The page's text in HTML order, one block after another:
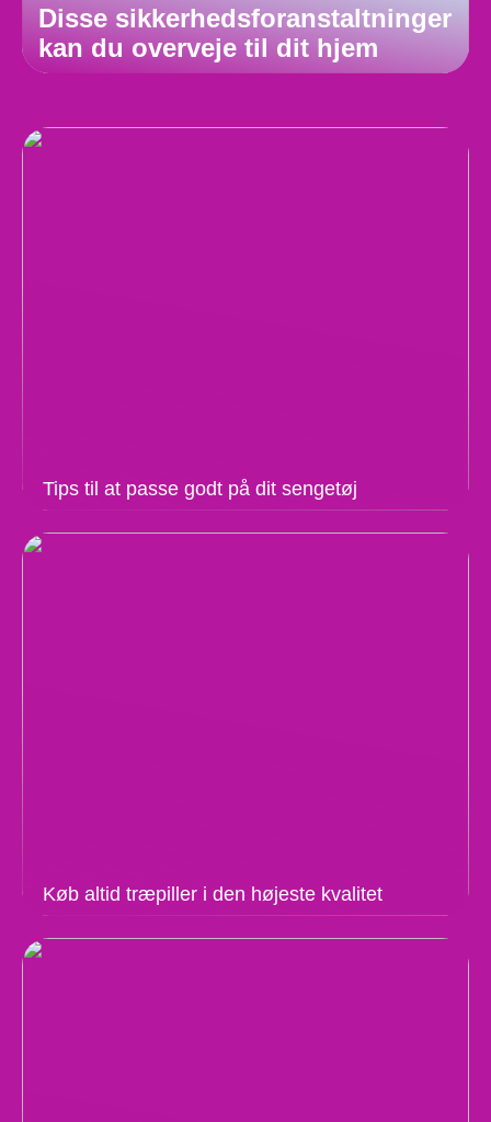
Disse sikkerhedsforanstaltninger
kan du overveje til dit hjem
Tips til at passe godt på dit sengetøj
Køb altid træpiller i den højeste kvalitet